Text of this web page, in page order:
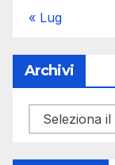
« Lug
Archivi
Archivi